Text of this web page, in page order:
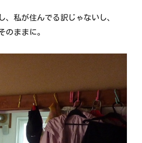
私が住んでる訳じゃないし、
のままに。